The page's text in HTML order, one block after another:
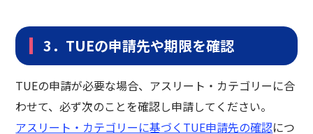
3．TUEの申請先や期限を確認
TUEの申請が必要な場合、アスリート・カテゴリーに合
わせて、必ず次のことを確認し申請してください。
アスリート・カテゴリーに基づくTUE申請先の確認につ